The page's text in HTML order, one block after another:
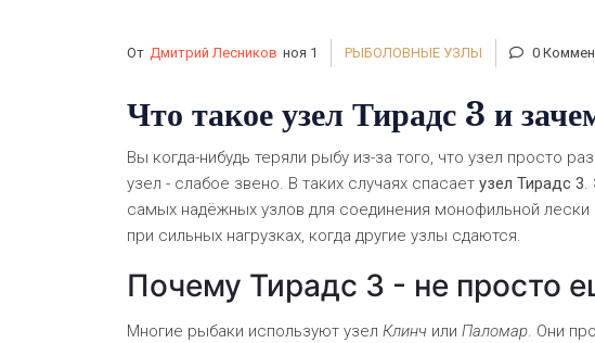
От Дмитрий Лесников ноя 1 РЫБОЛОВНЫЕ УЗЛЫ 0
Что такое узел Тирадс 3 и
Вы когда-нибудь теряли рыбу из-за того, что узел просто
узел - слабое звено. В таких случаях спасает узел Тирадс 3.
самых надёжных узлов для соединения монофильной
при сильных нагрузках, когда другие узлы сдаются.
Почему Тирадс 3 - не просто
Многие рыбаки используют узел Клинч или Паломар. Они